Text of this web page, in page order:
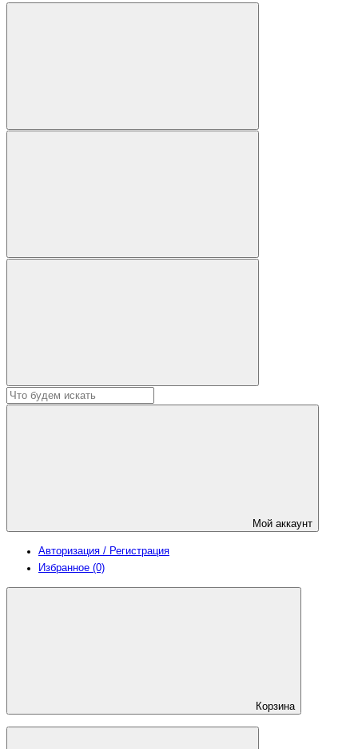
Мой аккаунт
Авторизация / Регистрация
Избранное (0)
Корзина